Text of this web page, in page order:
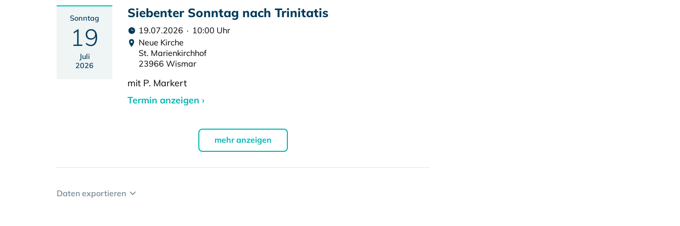
Sonntag
19
Juli
2026
Siebenter Sonntag nach Trinitatis
19.07.2026 · 10:00 Uhr
Neue Kirche
St. Marienkirchhof
23966 Wismar
mit P. Markert
Termin anzeigen ›
mehr anzeigen
Daten exportieren